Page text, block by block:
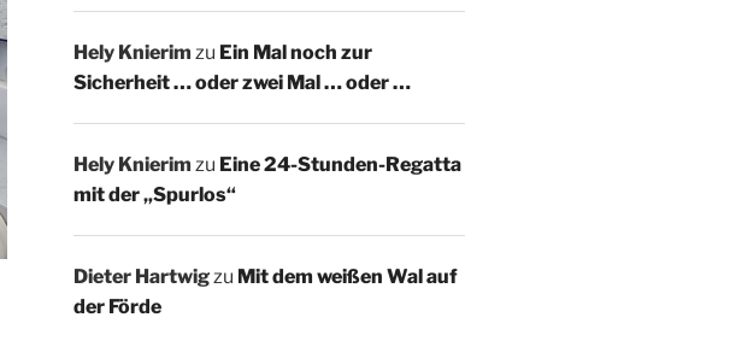
Hely Knierim zu Ein Mal noch zur
Sicherheit … oder zwei Mal … oder …
Hely Knierim zu Eine 24-Stunden-Regatta
mit der „Spurlos“
Dieter Hartwigzu Mit dem weißen Wal auf
der Förde